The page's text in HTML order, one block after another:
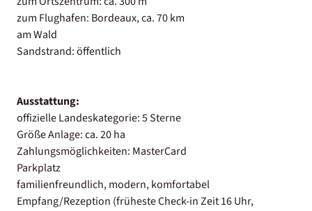
zum Flughafen: Bordeaux, ca. 70 km
am Wald
Sandstrand: öffentlich
Ausstattung:
offizielle Landeskategorie: 5 Sterne
Größe Anlage: ca. 20 ha
Zahlungsmöglichkeiten: MasterCard
Parkplatz
familienfreundlich, modern, komfortabel
Empfang/Rezeption (früheste Check-in Zeit 16 Uhr,